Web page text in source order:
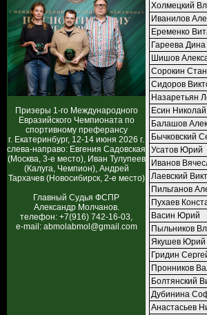
Призеры 1-го Международного
Евразийского Чемпионата по
спортивному преферансу
г. Екатеринбург, 12-14 июня 2026 г.
слева-направо: Евгения Садовская
(Москва, 3-е место), Иван Тулупеев
(Калуга, Чемпион), Андрей
Тархачев (Новосибирск, 2-е место)
Главный Судья ФСПР
Александр Молчанов.
телефон: +7(916) 742-16-03,
e-mail: abmolabmol@gmail.com
Холмецкий
Иванилов
Еременко
Гареева Дина
Шишов
Сорокин
Сидоров
Назаретьян
Есин Николай
Балашов
Бычковский
Усатов Юрий
Иванов
Лаевский
Пильганов
Пухаев
Васин Юрий
Пыльников
Якушев Юрий
Гридин
Пронников
Болтянский
Дубинина
Анастасьев